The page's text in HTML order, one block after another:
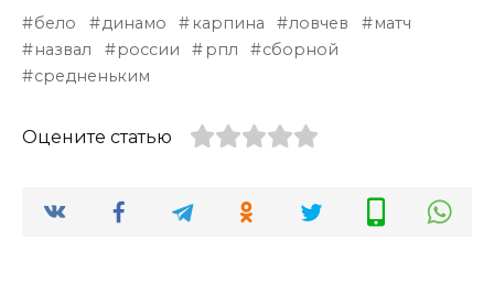
бело динамо карпина ловчев
матч
назвал
россии рпл
сборной
средненьким
Оцените статью